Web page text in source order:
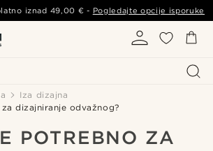
iznad 49,00 € - Pogledajte opcije isporuke
Iza dizajna
dizajniranje odvažnog?
POTREBNO ZA